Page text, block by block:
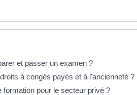
et passer un examen ?
à congés payés et à l'ancienneté ?
pour le secteur privé ?